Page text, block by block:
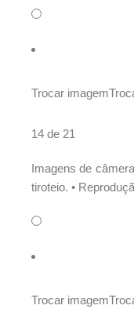
Trocar imagem
14 de 21
Imagens de
tiroteio. •
Trocar imagem